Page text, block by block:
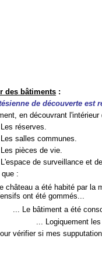
des bâtiments :
de découverte est
en découvrant
réserves.
salles communes.
pièces de vie.
de surveillance et
:
château a été habité par la
ont été gommés...
... Le bâtiment a été
... Logiquement
vérifier si mes